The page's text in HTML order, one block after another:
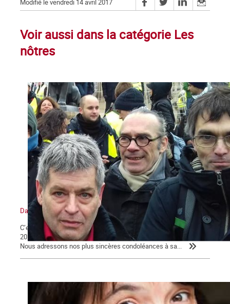
Modifié le vendredi 14 avril 2017
Voir aussi dans la catégorie Les
nôtres
Daniel Petri (1960-2021) : un militant trotskyste
C’est avec tristesse que nous avons appris, ce dimanche 29 août
2021, le décès de Daniel Petri à son domicile à l’âge de 61 ans.
Nous adressons nos plus sincères condoléances à sa...